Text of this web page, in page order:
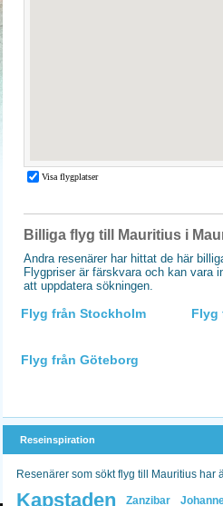
Billiga flyg till Mauritius i
Andra resenärer har hittat de här
Flygpriser är färskvara och kan vara
att uppdatera sökningen.
Flyg från Stockholm Flyg
Flyg från Göteborg
Reseinspiration
Resenärer som sökt flyg till Mauritius har
Kapstaden Zanzibar